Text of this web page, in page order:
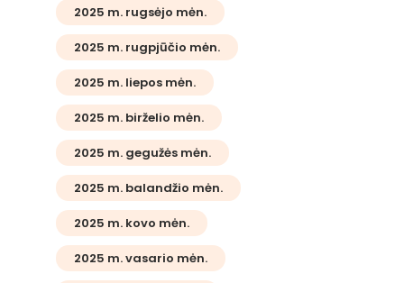
2025 m. rugsėjo mėn.
2025 m. rugpjūčio mėn.
2025 m. liepos mėn.
2025 m. birželio mėn.
2025 m. gegužės mėn.
2025 m. balandžio mėn.
2025 m. kovo mėn.
2025 m. vasario mėn.